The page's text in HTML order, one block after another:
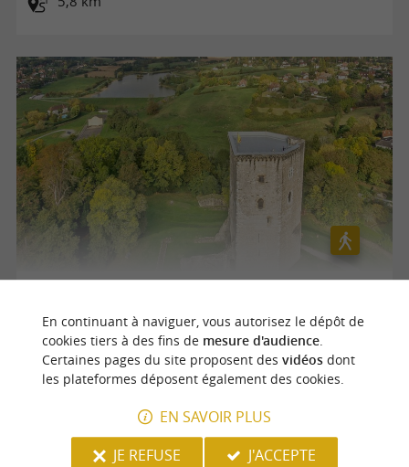
Orthez
En continuant à naviguer, vous autorisez le dépôt de
cookies tiers à des fins de mesure d'audience.
Certaines pages du site proposent des vidéosdont
les plateformes déposent également des cookies.
EN SAVOIR PLUS
JE REFUSE
J'ACCEPTE